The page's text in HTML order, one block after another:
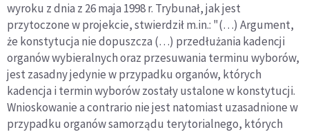
wyroku z dnia z 26 maja 1998 r. Trybunał, jak jest
przytoczone w projekcie, stwierdził m.in.: "(…) Argument,
że konstytucja nie dopuszcza (…) przedłużania kadencji
organów wybieralnych oraz przesuwania terminu wyborów,
jest zasadny jedynie w przypadku organów, których
kadencja i termin wyborów zostały ustalone w konstytucji.
Wnioskowanie a contrario nie jest natomiast uzasadnione w
przypadku organów samorządu terytorialnego, których